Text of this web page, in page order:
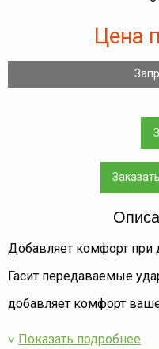
Цена
Добавляет комфорт при
Гасит передаваемые
добавляет комфорт
Показать подробнее